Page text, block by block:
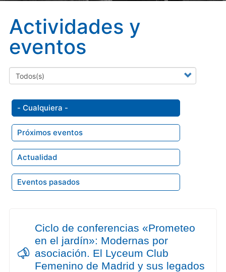
Actividades y
eventos
- Cualquiera -
Próximos eventos
Actualidad
Eventos pasados
Ciclo de conferencias «Prometeo
en el jardín»: Modernas por
asociación. El Lyceum Club
Femenino de Madrid y sus legados